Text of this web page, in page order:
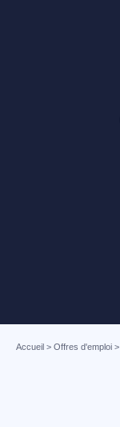
Accueil > Offres d'emploi >